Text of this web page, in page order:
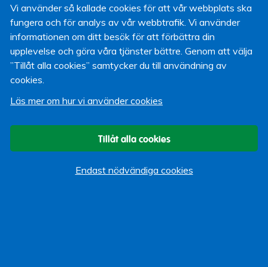
Vi använder så kallade cookies för att vår webbplats ska
fungera och för analys av vår webbtrafik. Vi använder
informationen om ditt besök för att förbättra din
upplevelse och göra våra tjänster bättre. Genom att välja
”Tillåt alla cookies” samtycker du till användning av
cookies.
Läs mer om hur vi använder cookies
Tillåt alla cookies
Endast nödvändiga cookies